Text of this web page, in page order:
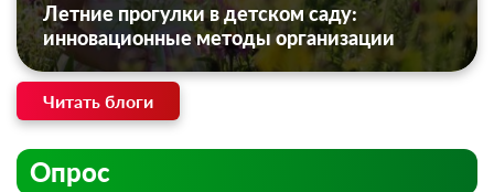
Летние прогулки в детском саду:
инновационные методы организации
Читать блоги
Опрос